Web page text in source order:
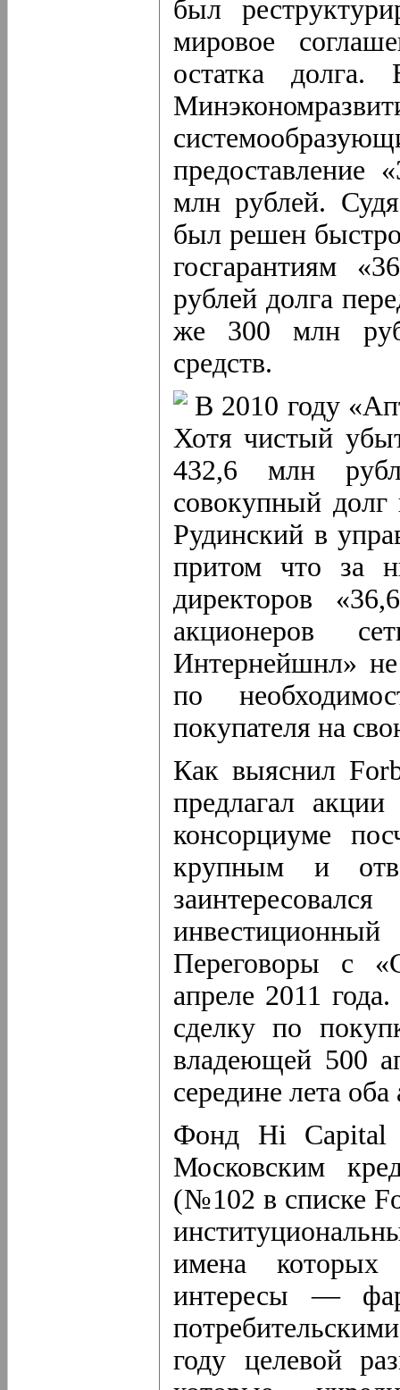
был
мировое
остатка
предоставление
млн рублей.
был решен
госгарантиям
рублей долга
же 300 млн
средств.
В 2010 году
Хотя чистый
432,6 млн
совокупный
Рудинский в
притом что за
директоров
акционеров
Интернейшнл»
по
покупателя на
Как выяснил
предлагал
консорциуме
крупным и
Переговоры с
апреле 2011
сделку по
владеющей 500
середине лета
Фонд Hi Capital
Московским
(№102 в списке
имена которых
интересы —
году целевой